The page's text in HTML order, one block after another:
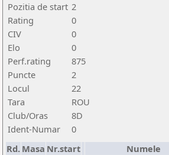
Pozitia de start 2
Rating
0
CIV
0
Elo
0
Perf.rating
875
Puncte
2
Locul
22
Tara
ROU
Club/Oras
8D
Ident-Numar
0
Rd. Masa Nr.start Numele